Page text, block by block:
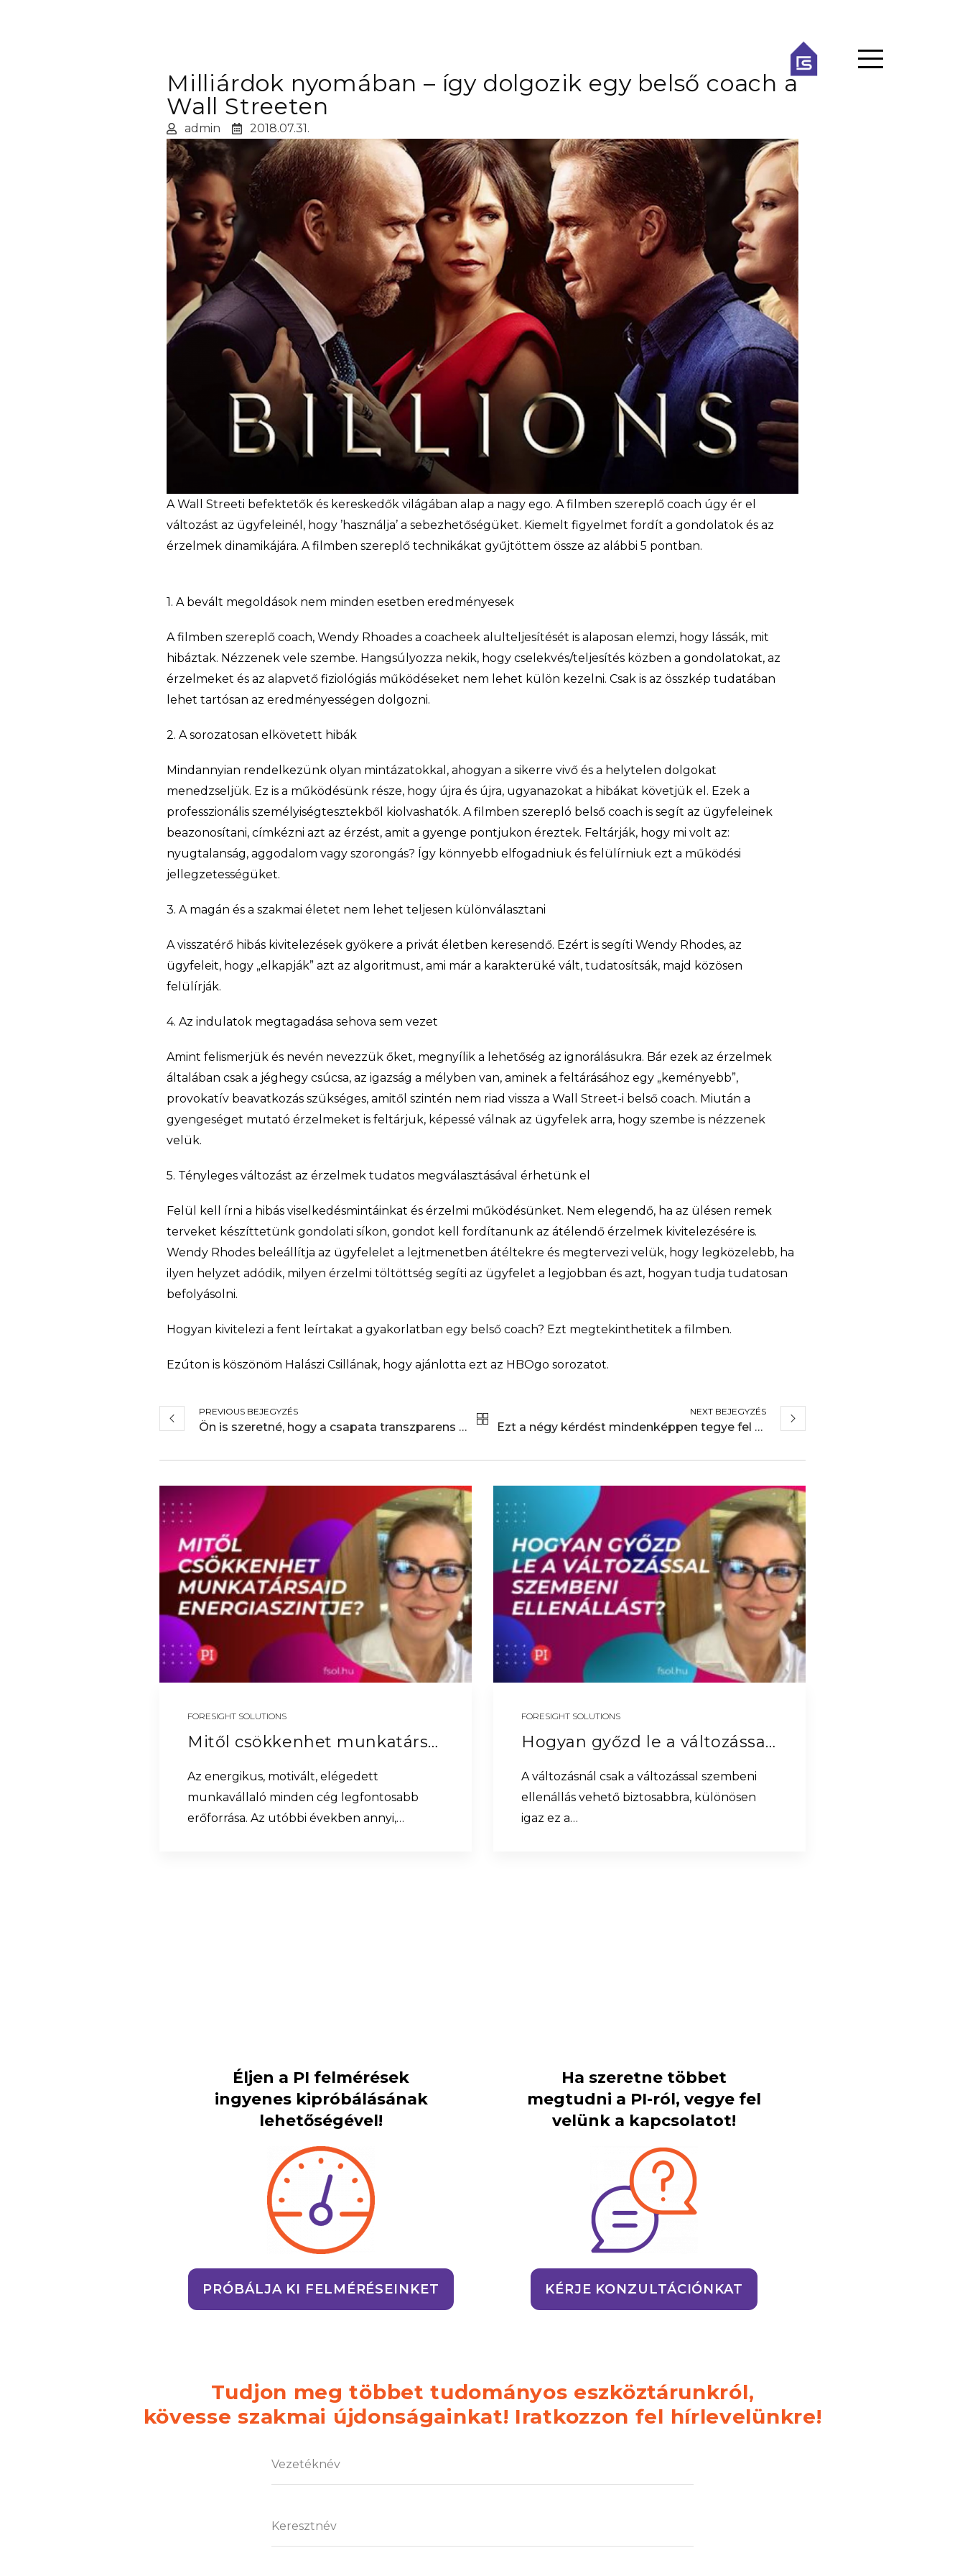
Milliárdok nyomában – így dolgozik egy belső coach a
Wall Streeten
admin 2018.07.31.
A Wall Streeti befektetők és kereskedők világában alap a nagy ego. A filmben szereplő coach úgy ér el
változást az ügyfeleinél, hogy ’használja’ a sebezhetőségüket. Kiemelt figyelmet fordít a gondolatok és az
érzelmek dinamikájára. A filmben szereplő technikákat gyűjtöttem össze az alábbi 5 pontban.
1. A bevált megoldások nem minden esetben eredményesek
A filmben szereplő coach, Wendy Rhoades a coacheek alulteljesítését is alaposan elemzi, hogy lássák, mit
hibáztak. Nézzenek vele szembe. Hangsúlyozza nekik, hogy cselekvés/teljesítés közben a gondolatokat, az
érzelmeket és az alapvető fiziológiás működéseket nem lehet külön kezelni. Csak is az összkép tudatában
lehet tartósan az eredményességen dolgozni.
2. A sorozatosan elkövetett hibák
Mindannyian rendelkezünk olyan mintázatokkal, ahogyan a sikerre vivő és a helytelen dolgokat
menedzseljük. Ez is a működésünk része, hogy újra és újra, ugyanazokat a hibákat követjük el. Ezek a
professzionális személyiségtesztekből kiolvashatók. A filmben szerepló belső coach is segít az ügyfeleinek
beazonosítani, címkézni azt az érzést, amit a gyenge pontjukon éreztek. Feltárják, hogy mi volt az:
nyugtalanság, aggodalom vagy szorongás? Így könnyebb elfogadniuk és felülírniuk ezt a működési
jellegzetességüket.
3. A magán és a szakmai életet nem lehet teljesen különválasztani
A visszatérő hibás kivitelezések gyökere a privát életben keresendő. Ezért is segíti Wendy Rhodes, az
ügyfeleit, hogy „elkapják” azt az algoritmust, ami már a karakterüké vált, tudatosítsák, majd közösen
felülírják.
4. Az indulatok megtagadása sehova sem vezet
Amint felismerjük és nevén nevezzük őket, megnyílik a lehetőség az ignorálásukra. Bár ezek az érzelmek
általában csak a jéghegy csúcsa, az igazság a mélyben van, aminek a feltárásához egy „keményebb”,
provokatív beavatkozás szükséges, amitől szintén nem riad vissza a Wall Street-i belső coach. Miután a
gyengeséget mutató érzelmeket is feltárjuk, képessé válnak az ügyfelek arra, hogy szembe is nézzenek
velük.
5. Tényleges változást az érzelmek tudatos megválasztásával érhetünk el
Felül kell írni a hibás viselkedésmintáinkat és érzelmi működésünket. Nem elegendő, ha az ülésen remek
terveket készíttetünk gondolati síkon, gondot kell fordítanunk az átélendő érzelmek kivitelezésére is.
Wendy Rhodes beleállítja az ügyfelelet a lejtmenetben átéltekre és megtervezi velük, hogy legközelebb, ha
ilyen helyzet adódik, milyen érzelmi töltöttség segíti az ügyfelet a legjobban és azt, hogyan tudja tudatosan
befolyásolni.
Hogyan kivitelezi a fent leírtakat a gyakorlatban egy belső coach? Ezt megtekinthetitek a filmben.
Ezúton is köszönöm Halászi Csillának, hogy ajánlotta ezt az HBOgo sorozatot.
PREVIOUS BEJEGYZÉS
Ön is szeretné, hogy a csapata transzparens legyen?
NEXT BEJEGYZÉS
Ezt a négy kérdést mindenképpen tegye fel az alul teljesítő beosztottnak!
FORESIGHT SOLUTIONS
Mitől csökkenhet munkatársaid energiaszintje?
Az energikus, motivált, elégedett
munkavállaló minden cég legfontosabb
erőforrása. Az utóbbi években annyi,…
FORESIGHT SOLUTIONS
Hogyan győzd le a változással szembeni ellenállást?
A változásnál csak a változással szembeni
ellenállás vehető biztosabbra, különösen
igaz ez a…
Éljen a PI felmérések
ingyenes kipróbálásának
lehetőségével!
PRÓBÁLJA KI FELMÉRÉSEINKET
Ha szeretne többet
megtudni a PI-ról, vegye fel
velünk a kapcsolatot!
KÉRJE KONZULTÁCIÓNKAT
Tudjon meg többet tudományos eszköztárunkról,
kövesse szakmai újdonságainkat! Iratkozzon fel hírlevelünkre!